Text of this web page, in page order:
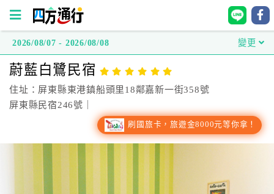
方
通
行
2026/08/07 - 2026/08/08 變更
蔚藍白鷺民宿
住址：屏東縣東港鎮船頭里18鄰嘉新一街358號
屏東縣民宿246號｜
刷國旅卡，旅遊金8000元等你拿！